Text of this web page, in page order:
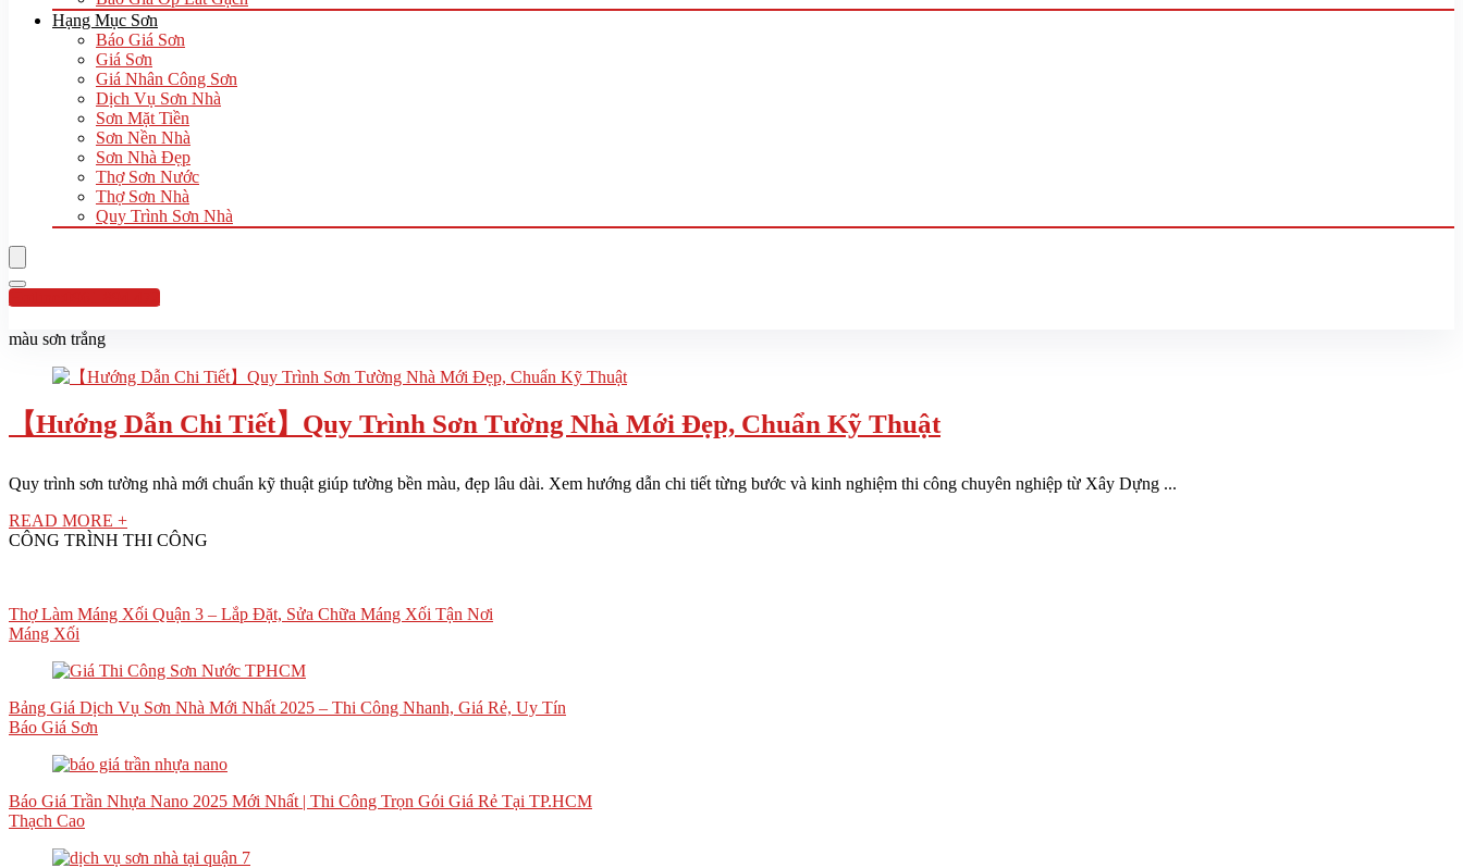
Hạng Mục Sơn
Báo Giá Sơn
Giá Sơn
Giá Nhân Công Sơn
Dịch Vụ Sơn Nhà
Sơn Mặt Tiền
Sơn Nền Nhà
Sơn Nhà Đẹp
Thợ Sơn Nước
Thợ Sơn Nhà
Quy Trình Sơn Nhà
Hotline:0961 894 472
màu sơn trắng
【Hướng Dẫn Chi Tiết】Quy Trình Sơn Tường Nhà Mới Đẹp, Chuẩn Kỹ Thuật
Quy trình sơn tường nhà mới chuẩn kỹ thuật giúp tường bền màu, đẹp lâu dài. Xem hướng dẫn chi tiết từng bước và kinh nghiệm thi công chuyên nghiệp từ Xây Dựng ...
READ MORE +
CÔNG TRÌNH THI CÔNG
Thợ Làm Máng Xối Quận 3 – Lắp Đặt, Sửa Chữa Máng Xối Tận Nơi
Máng Xối
Bảng Giá Dịch Vụ Sơn Nhà Mới Nhất 2025 – Thi Công Nhanh, Giá Rẻ, Uy Tín
Báo Giá Sơn
Báo Giá Trần Nhựa Nano 2025 Mới Nhất | Thi Công Trọn Gói Giá Rẻ Tại TP.HCM
Thạch Cao